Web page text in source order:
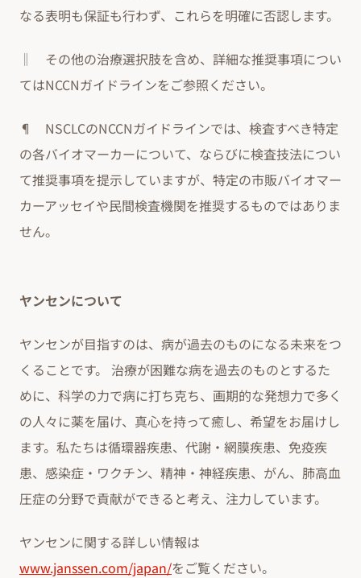
なる表明も保証も行わず、これらを明確に否認します。
‖ その他の治療選択肢を含め、詳細な推奨事項につい
てはNCCNガイドラインをご参照ください。
¶ NSCLCのNCCNガイドラインでは、検査すべき特定
の各バイオマーカーについて、ならびに検査技法につい
て推奨事項を提示していますが、特定の市販バイオマー
カーアッセイや民間検査機関を推奨するものではありま
せん。
ヤンセンについて
ヤンセンが目指すのは、病が過去のものになる未来をつ
くることです。 治療が困難な病を過去のものとするた
めに、科学の力で病に打ち克ち、画期的な発想力で多く
の人々に薬を届け、真心を持って癒し、希望をお届けし
ます。私たちは循環器疾患、代謝・網膜疾患、免疫疾
患、感染症・ワクチン、精神・神経疾患、がん、肺高血
圧症の分野で貢献ができると考え、注力しています。
ヤンセンに関する詳しい情報は
www.janssen.com/japan/をご覧ください。